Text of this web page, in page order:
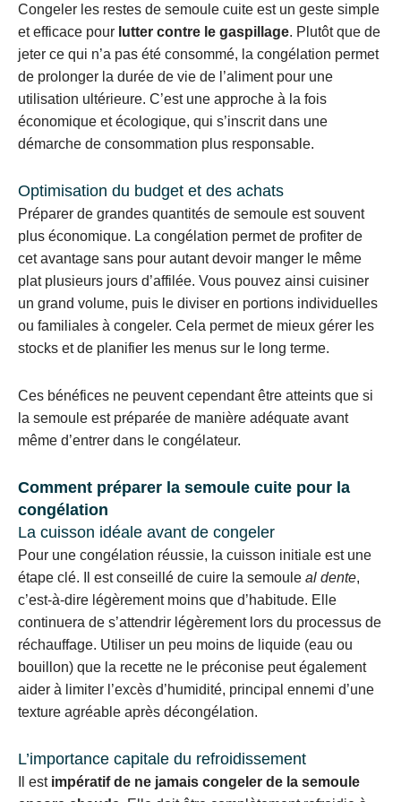
Congeler les restes de semoule cuite est un geste simple
et efficace pour lutter contre le gaspillage. Plutôt que de
jeter ce qui n’a pas été consommé, la congélation permet
de prolonger la durée de vie de l’aliment pour une
utilisation ultérieure. C’est une approche à la fois
économique et écologique, qui s’inscrit dans une
démarche de consommation plus responsable.
Optimisation du budget et des achats
Préparer de grandes quantités de semoule est souvent
plus économique. La congélation permet de profiter de
cet avantage sans pour autant devoir manger le même
plat plusieurs jours d’affilée. Vous pouvez ainsi cuisiner
un grand volume, puis le diviser en portions individuelles
ou familiales à congeler. Cela permet de mieux gérer les
stocks et de planifier les menus sur le long terme.
Ces bénéfices ne peuvent cependant être atteints que si
la semoule est préparée de manière adéquate avant
même d’entrer dans le congélateur.
Comment préparer la semoule cuite pour la
congélation
La cuisson idéale avant de congeler
Pour une congélation réussie, la cuisson initiale est une
étape clé. Il est conseillé de cuire la semoule al dente,
c’est-à-dire légèrement moins que d’habitude. Elle
continuera de s’attendrir légèrement lors du processus de
réchauffage. Utiliser un peu moins de liquide (eau ou
bouillon) que la recette ne le préconise peut également
aider à limiter l’excès d’humidité, principal ennemi d’une
texture agréable après décongélation.
L’importance capitale du refroidissement
Il est impératif de ne jamais congeler de la semoule